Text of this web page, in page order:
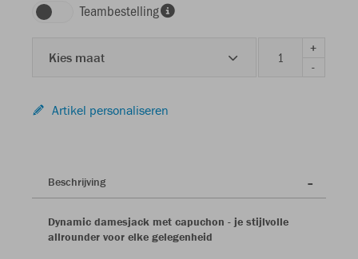
Teambestelling
Kies maat
+
-
Artikel personaliseren
Beschrijving
Dynamic damesjack met capuchon - je stijlvolle
allrounder voor elke gelegenheid